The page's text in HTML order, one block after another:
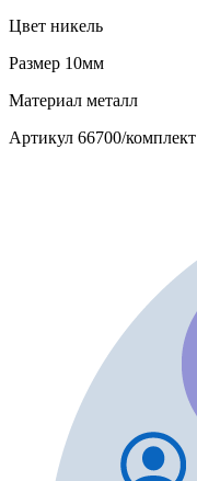
Цвет никель
Размер 10мм
Материал металл
Артикул 66700/комплект